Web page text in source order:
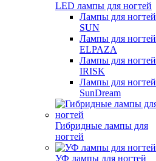
LED лампы для ногтей
Лампы для ногтей
SUN
Лампы для ногтей
ELPAZA
Лампы для ногтей
IRISK
Лампы для ногтей
SunDream
Гибридные лампы для
ногтей
УФ лампы для ногтей